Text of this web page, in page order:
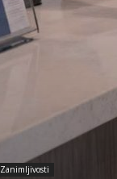
Zanimljivosti